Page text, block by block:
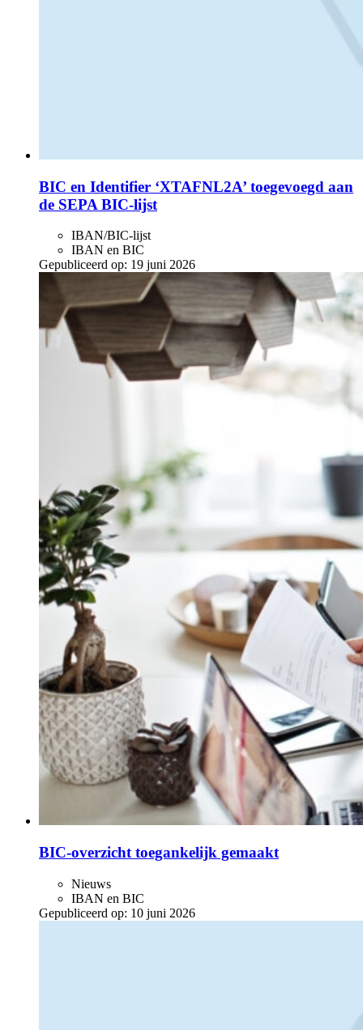
BIC en Identifier ‘XTAFNL2A’ toegevoegd aan
de SEPA BIC-lijst
IBAN/BIC-lijst
IBAN en BIC
Gepubliceerd op: 19 juni 2026
BIC-overzicht toegankelijk gemaakt
Nieuws
IBAN en BIC
Gepubliceerd op: 10 juni 2026